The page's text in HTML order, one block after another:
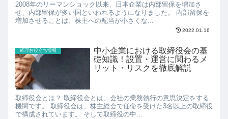
2008年のリーマンショック以来、日本企業は内部留保を増加さ
せ、内部留保が多い国といわれるようになりました。 内部留保を
増加させることは、株主への配当が小さくな...
2022.01.16
経理お役立ち情報
中小企業における取締役会の基
礎知識！設置・運営に関わるメ
リット・リスクを徹底解説
取締役会とは？ 取締役会とは、会社の業務執行の意思決定をする
機関です。 取締役会は、株主総会で任命を受けた3名以上の取締役
で構成されています。 そして取締役の中...